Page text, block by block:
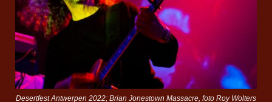
Desertfest Antwerpen 2022; Brian Jonestown Massacre, foto Roy Wolters